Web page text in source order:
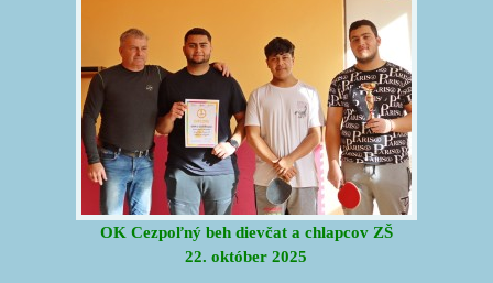
OK Cezpoľný beh dievčat a chlapcov ZŠ
22. október 2025